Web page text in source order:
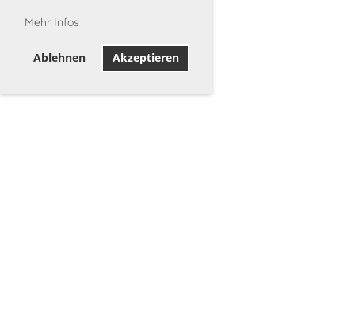
Mehr Infos
Ablehnen Akzeptieren